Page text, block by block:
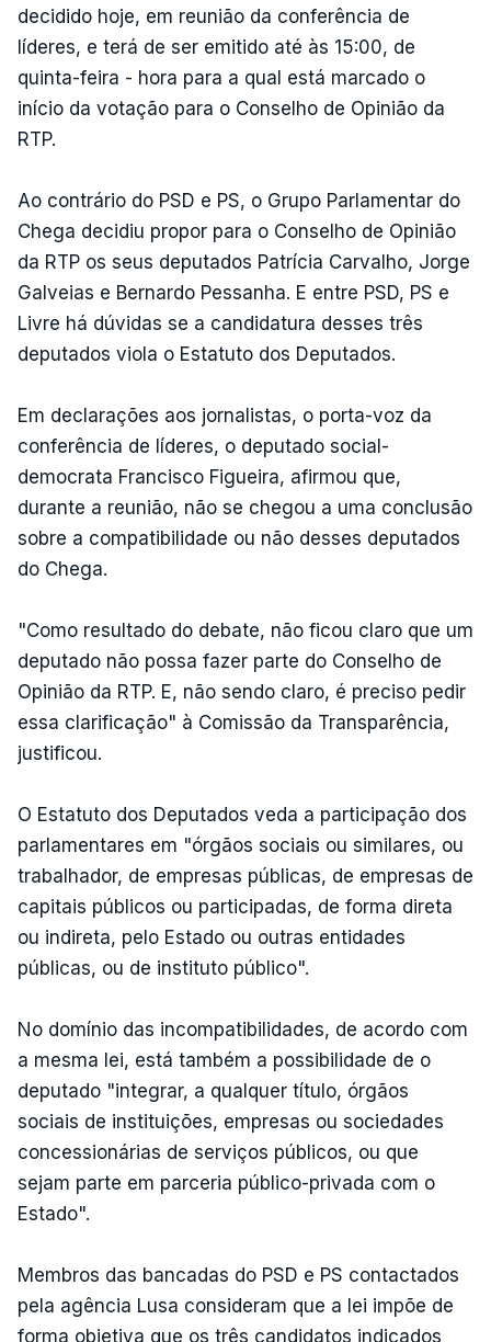
decidido hoje, em reunião da conferência de
líderes, e terá de ser emitido até às 15:00, de
quinta-feira - hora para a qual está marcado o
início da votação para o Conselho de Opinião da
RTP.
Ao contrário do PSD e PS, o Grupo Parlamentar do
Chega decidiu propor para o Conselho de Opinião
da RTP os seus deputados Patrícia Carvalho, Jorge
Galveias e Bernardo Pessanha. E entre PSD, PS e
Livre há dúvidas se a candidatura desses três
deputados viola o Estatuto dos Deputados.
Em declarações aos jornalistas, o porta-voz da
conferência de líderes, o deputado social-
democrata Francisco Figueira, afirmou que,
durante a reunião, não se chegou a uma conclusão
sobre a compatibilidade ou não desses deputados
do Chega.
"Como resultado do debate, não ficou claro que um
deputado não possa fazer parte do Conselho de
Opinião da RTP. E, não sendo claro, é preciso pedir
essa clarificação" à Comissão da Transparência,
justificou.
O Estatuto dos Deputados veda a participação dos
parlamentares em "órgãos sociais ou similares, ou
trabalhador, de empresas públicas, de empresas de
capitais públicos ou participadas, de forma direta
ou indireta, pelo Estado ou outras entidades
públicas, ou de instituto público".
No domínio das incompatibilidades, de acordo com
a mesma lei, está também a possibilidade de o
deputado "integrar, a qualquer título, órgãos
sociais de instituições, empresas ou sociedades
concessionárias de serviços públicos, ou que
sejam parte em parceria público-privada com o
Estado".
Membros das bancadas do PSD e PS contactados
pela agência Lusa consideram que a lei impõe de
forma objetiva que os três candidatos indicados